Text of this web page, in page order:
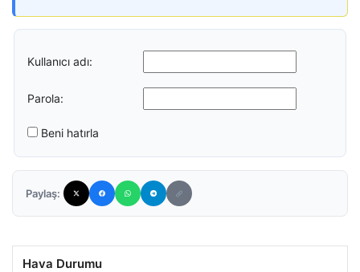
Kullanıcı adı:
Parola:
Beni hatırla
Paylaş:
Hava Durumu